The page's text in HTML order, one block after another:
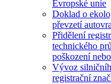
Evropské unie
Doklad o
převzetí
Přidělení
technického
poškození
Vývoz
registrační